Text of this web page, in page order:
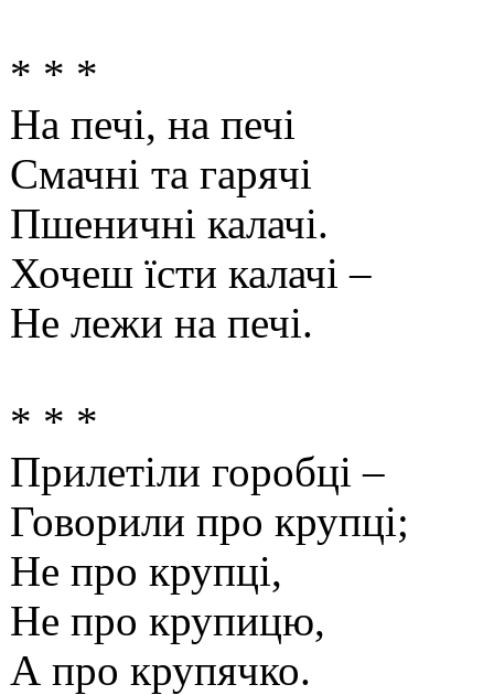
* * *
На печі, на печі
Смачні та гарячі
Пшеничні калачі.
Хочеш їсти калачі –
Не лежи на печі.
* * *
Прилетіли горобці –
Говорили про крупці;
Не про крупці,
Не про крупицю,
А про крупячко.